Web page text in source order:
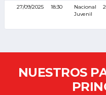
27/09/2025 18:30
Nacional
Juvenil
NUESTROS